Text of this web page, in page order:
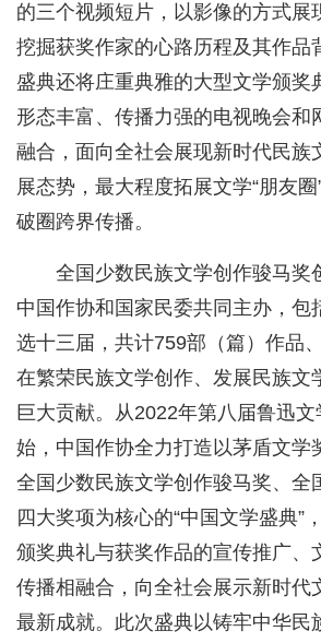
的三个视频短片，以影像的方式展
挖掘获奖作家的心路历程及其作品
盛典还将庄重典雅的大型文学颁奖
形态丰富、传播力强的电视晚会和
融合，面向全社会展现新时代民族
展态势，最大程度拓展文学“朋友
破圈跨界传播。
全国少数民族文学创作骏马奖
中国作协和国家民委共同主办，包
选十三届，共计759部（篇）作品
在繁荣民族文学创作、发展民族文
巨大贡献。从2022年第八届鲁迅
始，中国作协全力打造以茅盾文学
全国少数民族文学创作骏马奖、全
四大奖项为核心的“中国文学盛典”
颁奖典礼与获奖作品的宣传推广、
传播相融合，向全社会展示新时代
最新成就。此次盛典以铸牢中华民